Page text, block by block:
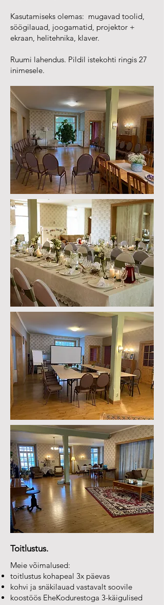
Kasutamiseks olemas: mugavad toolid,
söögilauad, joogamatid, projektor +
ekraan, helitehnika, klaver.
Ruumi lahendus. Pildil istekohti ringis 27
inimesele.
Toitlustus.
Meie võimalused:
toitlustus kohapeal 3x päevas
kohvi ja snäkilauad vastavalt soovile
koostöös EheKodurestoga 3-käigulised